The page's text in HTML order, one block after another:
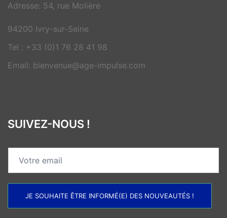
Adresse: 54, rue Molière
94200 Ivry-sur-Seine
Tel : +33 (0)1 76 28 41 98
Email: bienvenue@age-impulse.com
SUIVEZ-NOUS !
JE SOUHAITE ÊTRE INFORMÉ(E) DES NOUVEAUTÉS !